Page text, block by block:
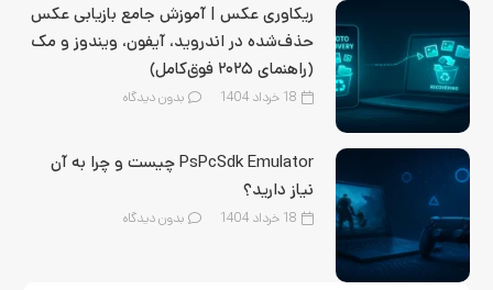
ریکاوری عکس | آموزش جامع بازیابی عکس
حذف‌شده در اندروید، آیفون، ویندوز و مک
(راهنمای ۲۰۲۵ فوق‌کامل)
18 خرداد 1404 بدون دیدگاه
PsPcSdk Emulator چیست و چرا به آن
نیاز دارید؟
18 خرداد 1404 بدون دیدگاه